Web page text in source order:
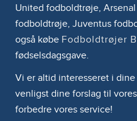
United fodboldtrøje,
fodboldtrøje, Juventus
også købe Fodboldtrøjer
fødselsdagsgave.
Vi er altid interesseret i
venligst dine forslag til
forbedre vores service!